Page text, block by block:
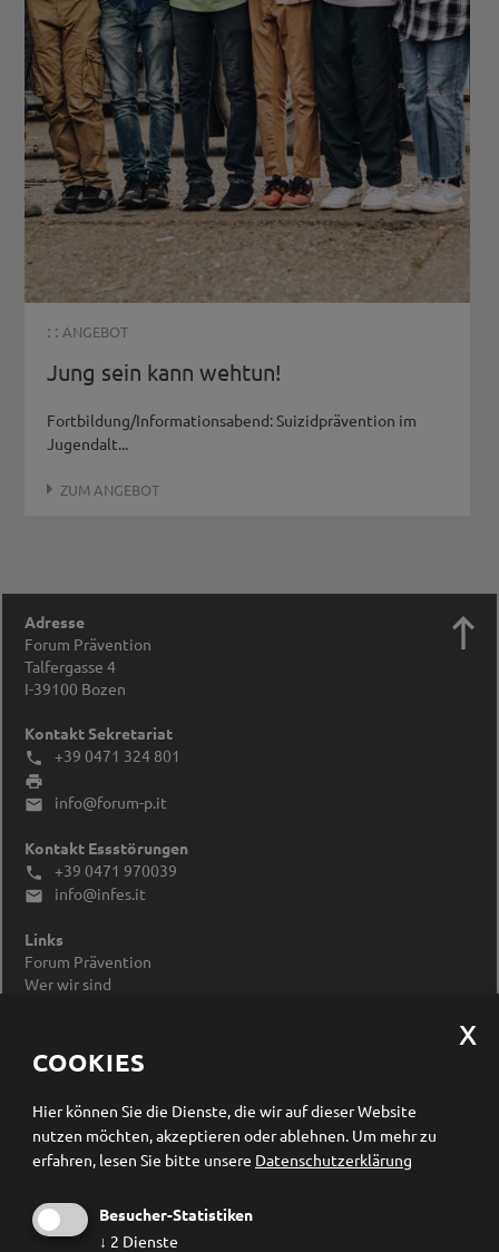
: : ANGEBOT
Jung sein kann wehtun!
Fortbildung/Informationsabend: Suizidprävention im
Jugendalt...
ZUM ANGEBOT
Adresse
Forum Prävention
Talfergasse 4
I-39100 Bozen
Kontakt Sekretariat
 +39 0471 324 801


info@forum-p.it
Kontakt Essstörungen
 +39 0471 970039
 info@infes.it
Links
Forum Prävention
Wer wir sind
Cookieeinstellungen ändern

Newsletter Anmeldung
COOKIES
Hier können Sie die Dienste, die wir auf dieser Website
nutzen möchten, akzeptieren oder ablehnen. Um mehr zu
erfahren, lesen Sie bitte unsere Datenschutzerklärung
Besucher-Statistiken
↓ 2 Dienste